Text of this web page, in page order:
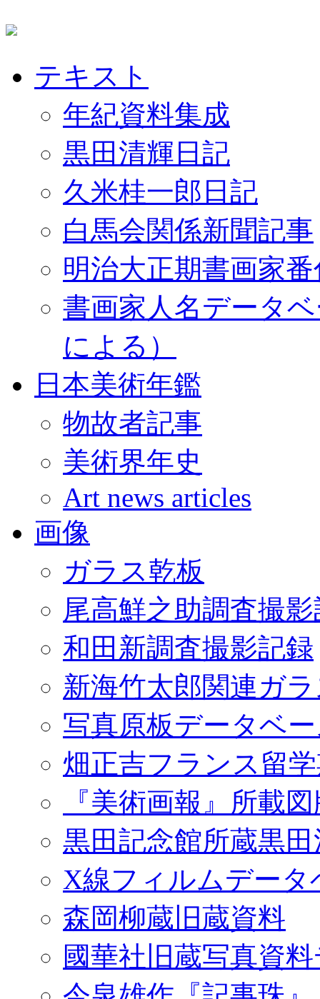
テキスト
年紀資料集成
黒田清輝日記
久米桂一郎日記
白馬会関係新聞記事
明治大正期書画家
書画家人名データ
による）
日本美術年鑑
物故者記事
美術界年史
Art news articles
画像
ガラス乾板
尾高鮮之助調査撮
和田新調査撮影記録
新海竹太郎関連ガ
写真原板データベ
畑正吉フランス留
『美術画報』所載
黒田記念館所蔵黒
X線フィルムデータ
森岡柳蔵旧蔵資料
國華社旧蔵写真資